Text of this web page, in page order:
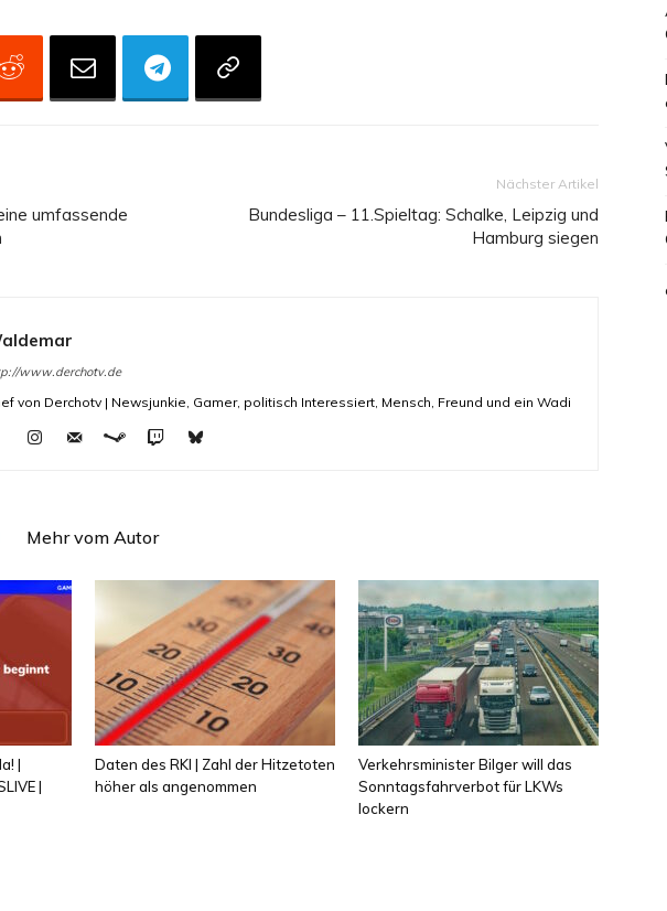
umfassende
Nächster Artikel
Bundesliga – 11.Spieltag: Schalke, Leipzig und
Hamburg siegen
www.derchotv.de
von Derchotv | Newsjunkie, Gamer, politisch Interessiert, Mensch, Freund und ein Wadi
Mehr vom Autor
|
|
Daten des RKI | Zahl der Hitzetoten
höher als angenommen
Verkehrsminister Bilger will das
Sonntagsfahrverbot für LKWs
lockern